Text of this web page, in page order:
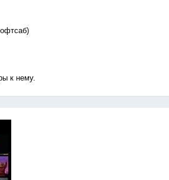
к нему.